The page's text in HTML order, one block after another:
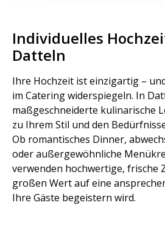
Individuelles
Datteln
Ihre Hochzeit ist einzigartig –
im Catering widerspiegeln. In
maßgeschneiderte kulinarische
zu Ihrem Stil und den
Ob romantisches Dinner,
oder außergewöhnliche
verwenden hochwertige, frische
großen Wert auf eine
Ihre Gäste begeistern wird.